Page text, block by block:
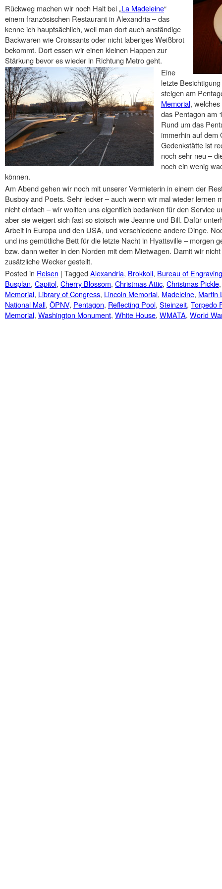
Rückweg machen wir noch Halt bei „La Madeleine“
einem französischen Restaurant in Alexandria – das
kenne ich hauptsächlich, weil man dort auch anständige
Backwaren wie Croissants oder nicht laberiges Weißbrot
bekommt. Dort essen wir einen kleinen Happen zur
Stärkung bevor es wieder in Richtung Metro geht.
Eine
letzte
steigen am
Memorial,
das Pentagon am
Rund um das
immerhin auf dem
Gedenkstätte ist
noch sehr neu –
noch ein wenig
können.
Am Abend gehen wir noch mit unserer Vermieterin in einem der
Busboy and Poets. Sehr lecker – auch wenn wir mal wieder lernen
nicht einfach – wir wollten uns eigentlich bedanken für den Service
aber sie weigert sich fast so stoisch wie Jeanne und Bill. Dafür
Arbeit in Europa und den USA, und verschiedene andere Dinge.
und ins gemütliche Bett für die letzte Nacht in Hyattsville – morgen
bzw. dann weiter in den Norden mit dem Mietwagen. Damit wir
zusätzliche Wecker gestellt.
Posted in Reisen | Tagged Alexandria, Brokkoli, Bureau of
Busplan, Capitol, Cherry Blossom, Christmas Attic, Christmas Pickle
Memorial, Library of Congress, Lincoln Memorial, Madeleine, Martin
National Mall, ÖPNV, Pentagon, Reflecting Pool, Steinzeit, Torpedo
Memorial, Washington Monument, White House, WMATA, World